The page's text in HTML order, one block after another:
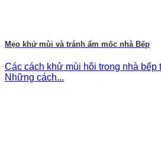
Mẹo khử mùi và tránh ẩm mốc nhà Bếp
Các cách khử mùi hôi trong nhà bếp
Những cách...